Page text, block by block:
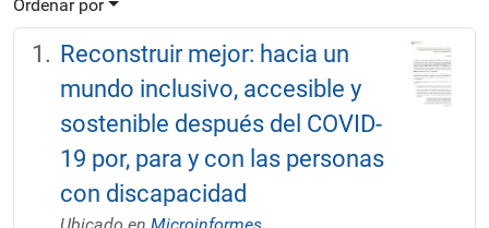
Ordenar por
Reconstruir mejor: hacia un
mundo inclusivo, accesible y
sostenible después del COVID-
19 por, para y con las personas
con discapacidad